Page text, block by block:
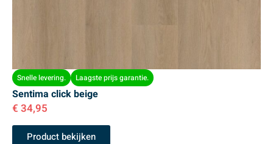
Snelle levering. Laagste prijs garantie.
Sentima click beige
€ 34,95
Product bekijken